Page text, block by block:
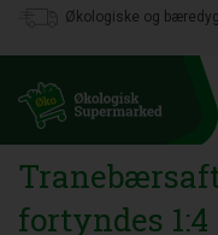
Økologiske og
fortyndes 1:4